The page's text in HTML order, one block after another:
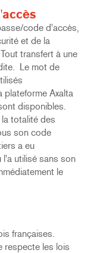
code d'accès,
et de la
transfert à une
Le mot de
plateforme Axalta
disponibles.
totalité des
son code
a eu
utilisé sans son
le
françaises.
respecte les lois